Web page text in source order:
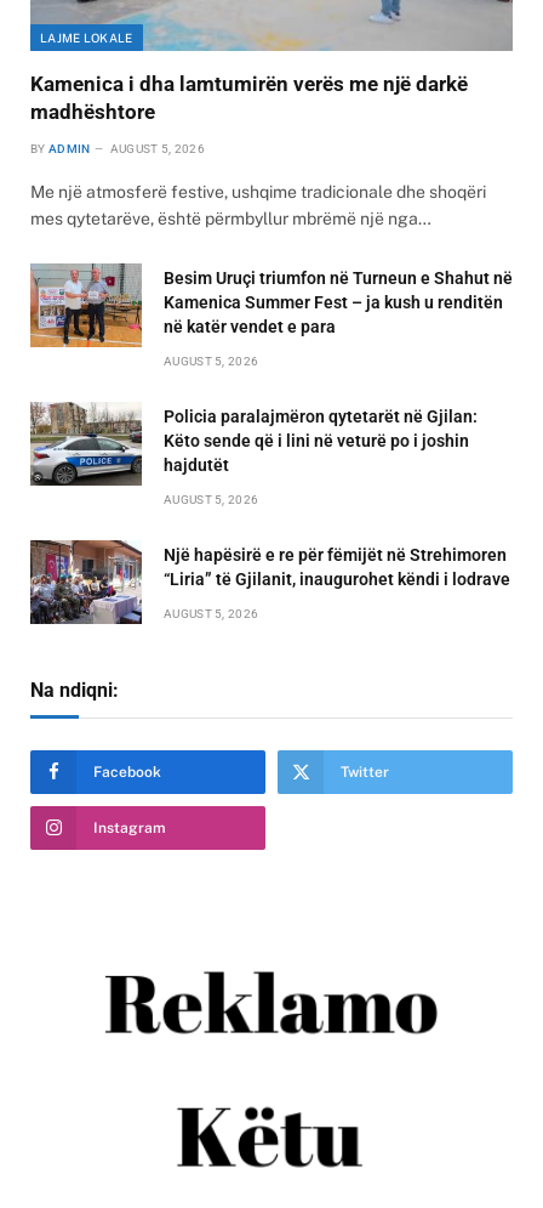
LAJME LOKALE
Kamenica i dha lamtumirën verës me një darkë
madhështore
BY ADMIN AUGUST 5, 2026
Me një atmosferë festive, ushqime tradicionale dhe shoqëri
mes qytetarëve, është përmbyllur mbrëmë një nga…
Besim Uruçi triumfon në Turneun e Shahut në
Kamenica Summer Fest – ja kush u renditën
në katër vendet e para
AUGUST 5, 2026
Policia paralajmëron qytetarët në Gjilan:
Këto sende që i lini në veturë po i joshin
hajdutët
AUGUST 5, 2026
Një hapësirë e re për fëmijët në Strehimoren
“Liria” të Gjilanit, inaugurohet këndi i lodrave
AUGUST 5, 2026
Na ndiqni:
Facebook Twitter
Instagram